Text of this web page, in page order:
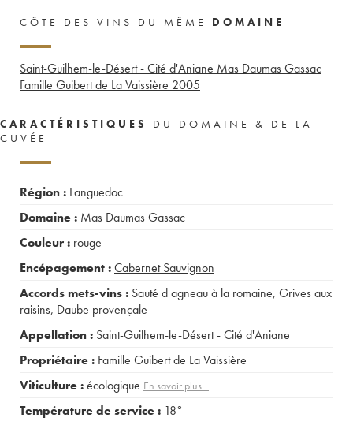
CÔTE DES VINS DU MÊME DOMAINE
Saint-Guilhem-le-Désert - Cité d'Aniane Mas Daumas Gassac
Famille Guibert de La Vaissière 2005
CARACTÉRISTIQUES
DU DOMAINE & DE LA
CUVÉE
Région : Languedoc
Domaine : Mas Daumas Gassac
Couleur : rouge
Encépagement :Cabernet Sauvignon
Accords mets-vins : Sauté d agneau à la romaine, Grives aux
raisins, Daube provençale
Appellation : Saint-Guilhem-le-Désert - Cité d'Aniane
Propriétaire : Famille Guibert de La Vaissière
Viticulture :écologique En savoir plus...
Température de service : 18°